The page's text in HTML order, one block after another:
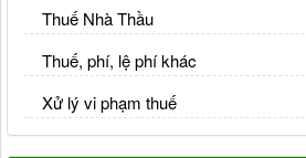
Thuế Nhà Thầu
Thuế, phí, lệ phí khác
Xử lý vi phạm thuế